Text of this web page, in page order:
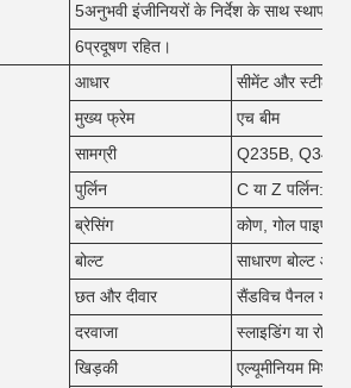
5अनुभवी इंजीनियरों के निर्देश के साथ स्थापना
6प्रदूषण रहित।
आधार
सीमेंट और स्टील
मुख्य फ्रेम
एच बीम
सामग्री
Q235B, Q345B
पुर्लिन
C या Z पर्लिन:
ब्रेसिंग
कोण, गोल पाइप से
बोल्ट
साधारण बोल्ट और
छत और दीवार
सैंडविच पैनल या
दरवाजा
स्लाइडिंग या रोलिंग
खिड़की
एल्यूमीनियम मिश्र